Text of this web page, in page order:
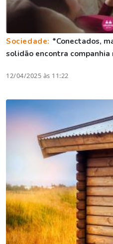
Sociedade: *Conectados,
solidão encontra companhia
12/04/2025 às 11:22